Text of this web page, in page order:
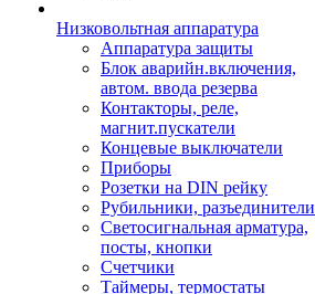
Низковольтная аппаратура
Аппаратура защиты
Блок аварийн.включения,
автом. ввода резерва
Контакторы, реле,
магнит.пускатели
Концевые выключатели
Приборы
Розетки на DIN рейку
Рубильники, разъединители
Светосигнальная арматура,
посты, кнопки
Счетчики
Таймеры, термостаты